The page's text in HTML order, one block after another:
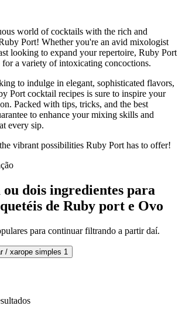
world of cocktails with the rich and
Port! Whether you're an avid mixologist
looking to expand your repertoire, Ruby Port
for a variety of intoxicating concoctions.
to indulge in elegant, sophisticated flavors,
Port cocktail recipes is sure to inspire your
Packed with tips, tricks, and the best
to enhance your mixing skills and
every sip.
vibrant possibilities Ruby Port has to offer!
dois ingredientes para
de Ruby port e Ovo
para continuar filtrando a partir daí.
/ xarope simples 1